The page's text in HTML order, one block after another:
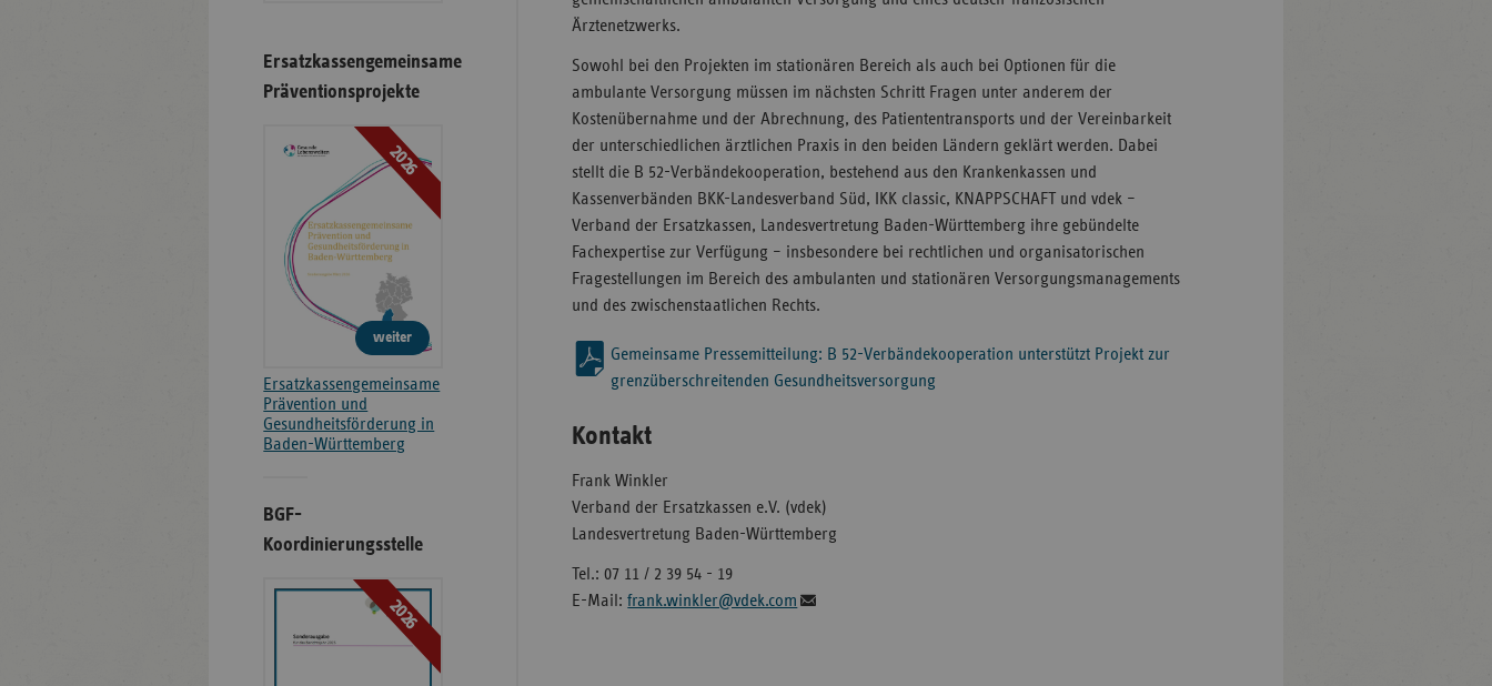
Ärztenetzwerks.
Sowohl bei den Projekten im stationären Bereich als auch bei Optionen für die
ambulante Versorgung müssen im nächsten Schritt Fragen unter anderem der
Kostenübernahme und der Abrechnung, des Patiententransports und der Vereinbarkeit
der unterschiedlichen ärztlichen Praxis in den beiden Ländern geklärt werden. Dabei
stellt die B 52-Verbändekooperation, bestehend aus den Krankenkassen und
Kassenverbänden BKK-Landesverband Süd, IKK classic, KNAPPSCHAFT und vdek –
Verband der Ersatzkassen, Landesvertretung Baden-Württemberg ihre gebündelte
Fachexpertise zur Verfügung – insbesondere bei rechtlichen und organisatorischen
Fragestellungen im Bereich des ambulanten und stationären Versorgungsmanagements
und des zwischenstaatlichen Rechts.
Gemeinsame Pressemitteilung: B 52-Verbändekooperation unterstützt Projekt zur
grenzüberschreitenden Gesundheitsversorgung
Kontakt
Frank Winkler
Verband der Ersatzkassen e.V. (vdek)
Landesvertretung Baden-Württemberg
Tel.: 07 11 / 2 39 54 - 19
E-Mail:frank.winkler@vdek.com
Ersatzkassengemeinsame
Präventionsprojekte
2026
weiter
Ersatzkassengemeinsame
Prävention und
Gesundheitsförderung in
Baden-Württemberg
BGF-
Koordinierungsstelle
2026